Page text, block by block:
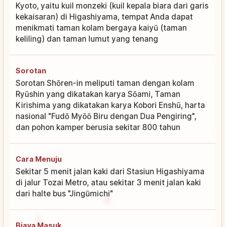
Kyoto, yaitu kuil monzeki (kuil kepala biara dari garis
kekaisaran) di Higashiyama, tempat Anda dapat
menikmati taman kolam bergaya kaiyū (taman
keliling) dan taman lumut yang tenang
Sorotan
Sorotan Shōren-in meliputi taman dengan kolam
Ryūshin yang dikatakan karya Sōami, Taman
Kirishima yang dikatakan karya Kobori Enshū, harta
nasional "Fudō Myōō Biru dengan Dua Pengiring",
dan pohon kamper berusia sekitar 800 tahun
Cara Menuju
Sekitar 5 menit jalan kaki dari Stasiun Higashiyama
di jalur Tozai Metro, atau sekitar 3 menit jalan kaki
dari halte bus "Jingūmichi"
Biaya Masuk